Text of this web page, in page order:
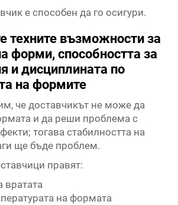
е способен да го осигури.
техните възможности за
форми, способността за
и дисциплината по
на формите
че доставчикът не може да
и да реши проблема с
тогава стабилността на
ще бъде проблем.
правят:
вратата
на формата